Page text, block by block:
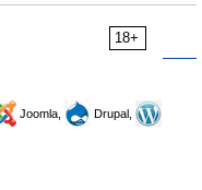
18+
Joomla,
Drupal,